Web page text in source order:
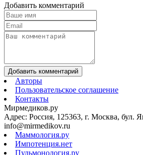
Добавить комментарий
Добавить комментарий
Авторы
Пользовательское соглашение
Контакты
Мирмедиков.ру
Адрес: Россия, 125363, г. Москва, бул.
info@mirmedikov.ru
Маммология.ру
Импотенция.нет
Пульмонология.ру